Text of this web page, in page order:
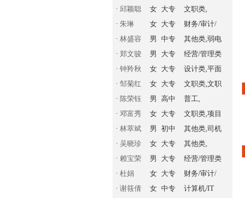
· 邱颖聪 女 大专
文职类,
· 朱琳 女 大专
财务/审计/
· 林盛容 男 中专
其他类,弱电
· 郑文骏 男 大专
经营/管理类
· 钟羚秋 女 大专
设计类,平面
· 邹菊红 女 大专
文职类,文职
· 陈荣钰 男 高中
普工,
· 邓富秀 女 大专
文职类,项目
· 林萃斌 男 初中
其他类,司机
· 吴晓珍 女 大专
其他类,
· 赖宝荣 男 大专
经营/管理类
· 杜娟 女 大专
财务/审计/
· 谢筱倩 女 中专
计算机/IT